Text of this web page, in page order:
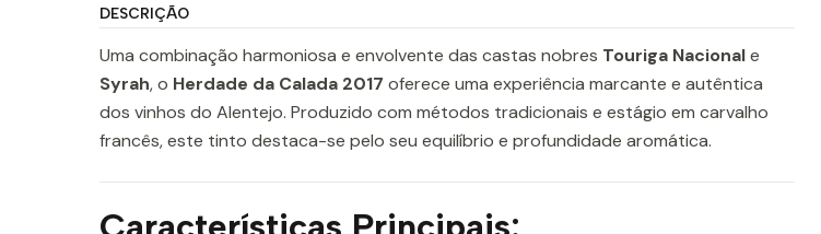
DESCRIÇÃO
Uma combinação harmoniosa e envolvente das castas nobres Touriga Nacionale
Syrah, o Herdade da Calada 2017 oferece uma experiência marcante e autêntica
dos vinhos do Alentejo. Produzido com métodos tradicionais e estágio em carvalho
francês, este tinto destaca-se pelo seu equilíbrio e profundidade aromática.